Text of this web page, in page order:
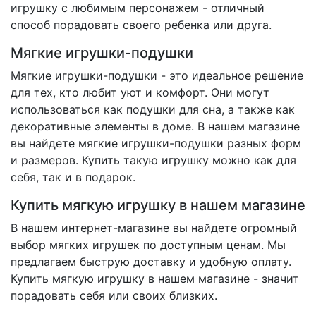
игрушку с любимым персонажем - отличный
способ порадовать своего ребенка или друга.
Мягкие игрушки-подушки
Мягкие игрушки-подушки - это идеальное решение
для тех, кто любит уют и комфорт. Они могут
использоваться как подушки для сна, а также как
декоративные элементы в доме. В нашем магазине
вы найдете мягкие игрушки-подушки разных форм
и размеров. Купить такую игрушку можно как для
себя, так и в подарок.
Купить мягкую игрушку в нашем магазине
В нашем интернет-магазине вы найдете огромный
выбор мягких игрушек по доступным ценам. Мы
предлагаем быструю доставку и удобную оплату.
Купить мягкую игрушку в нашем магазине - значит
порадовать себя или своих близких.